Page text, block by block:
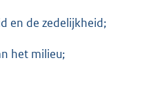
en de zedelijkheid;
het milieu;